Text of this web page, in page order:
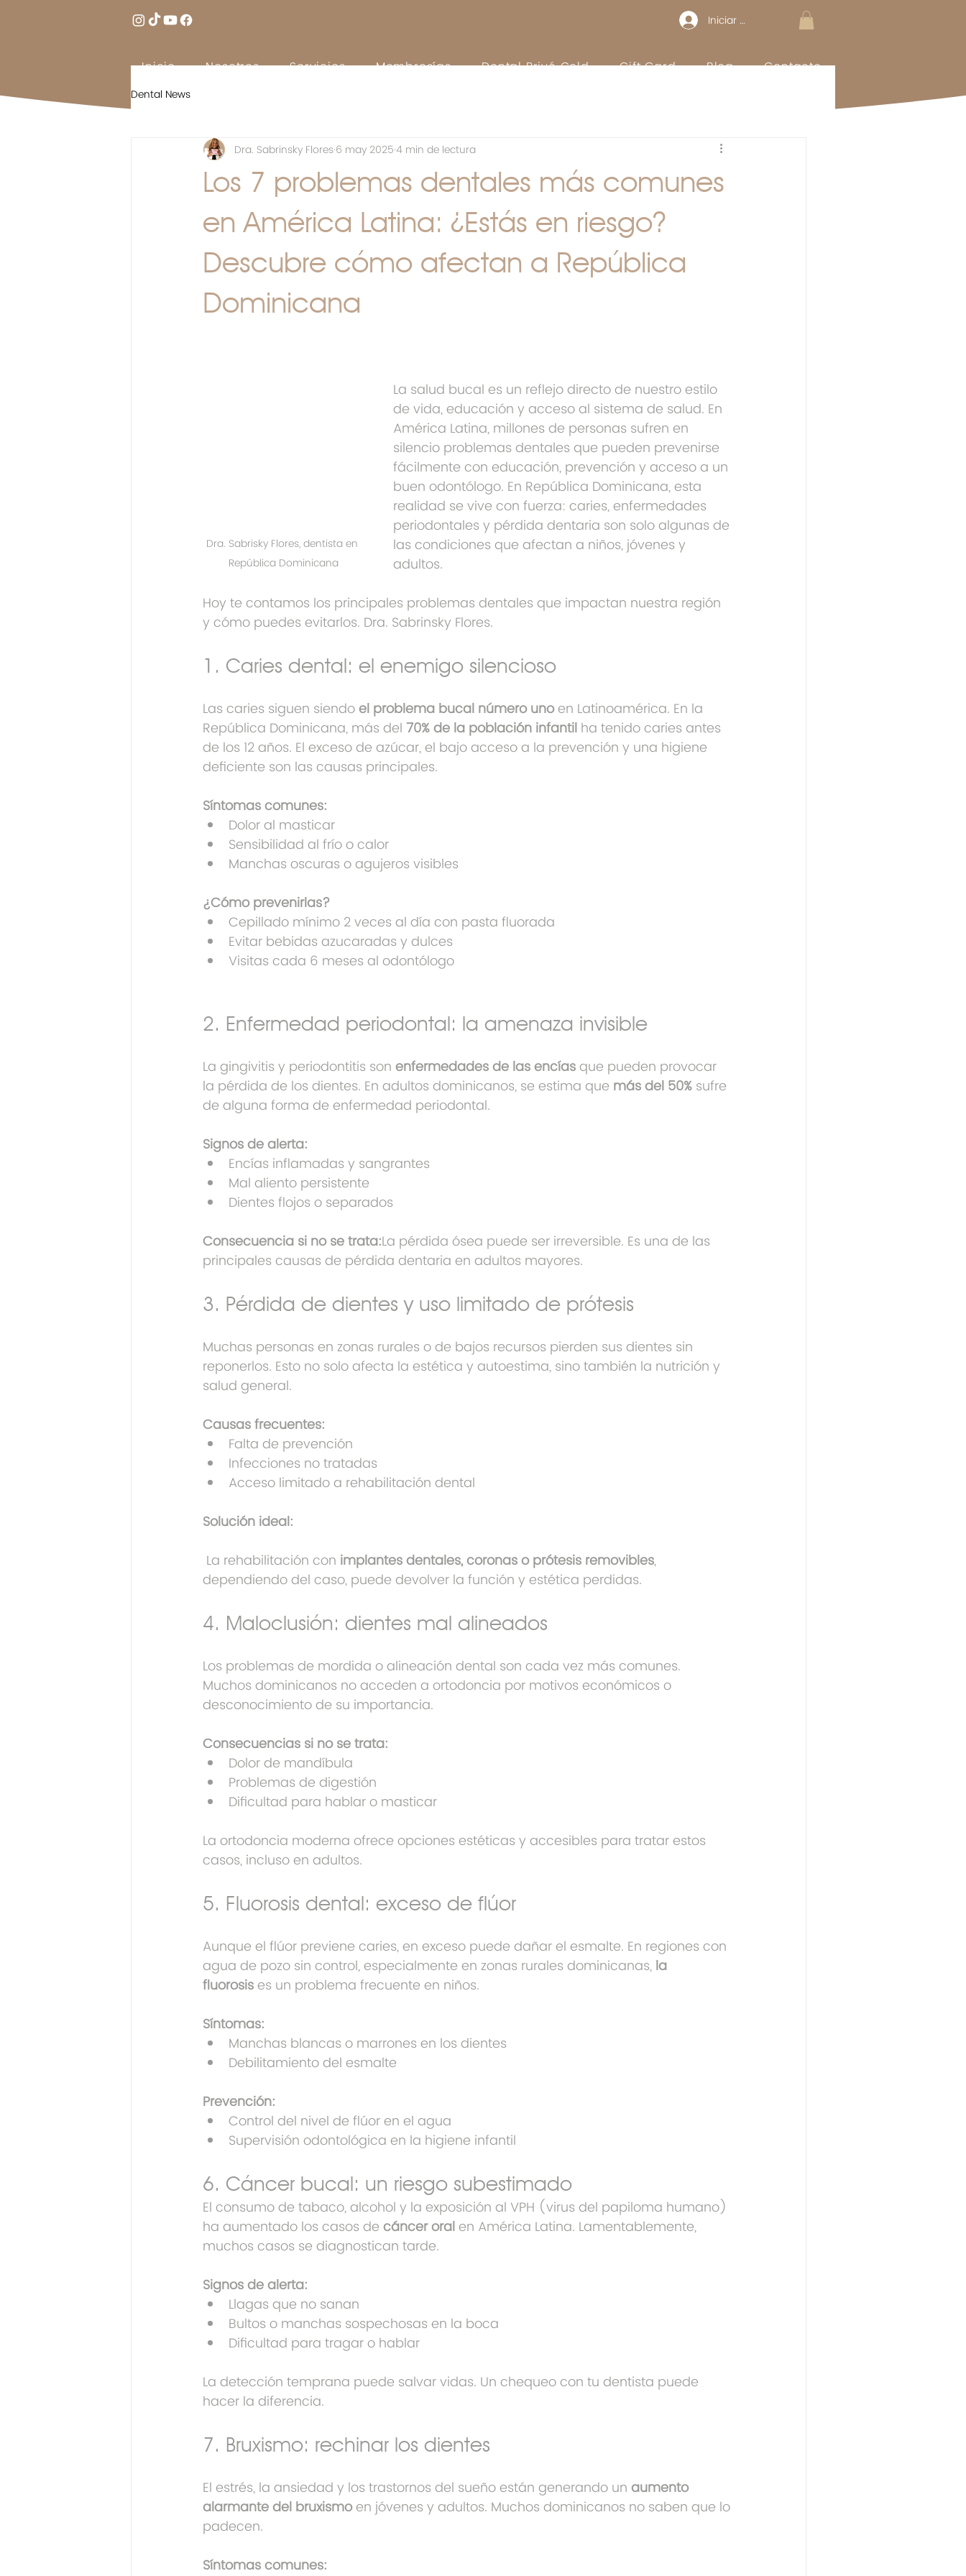
Iniciar sesión
Inicio Nosotros Servicios Membresías Dental Privé Gold Gift Card Blog Contacto
Dental News
Los 7 problemas dentales más comunes
en América Latina: ¿Estás en riesgo?
Descubre cómo afectan a República
Dominicana
Dra. Sabrinsky Flores6 may 20254 min de lectura
Dra. Sabrisky Flores, dentista en
República Dominicana
La salud bucal es un reflejo directo de nuestro estilo
de vida, educación y acceso al sistema de salud. En
América Latina, millones de personas sufren en
silencio problemas dentales que pueden prevenirse
fácilmente con educación, prevención y acceso a un
buen odontólogo. En República Dominicana, esta
realidad se vive con fuerza: caries, enfermedades
periodontales y pérdida dentaria son solo algunas de
las condiciones que afectan a niños, jóvenes y
adultos.
Hoy te contamos los principales problemas dentales que impactan nuestra región
y cómo puedes evitarlos. Dra. Sabrinsky Flores.
1. Caries dental: el enemigo silencioso
Las caries siguen siendo el problema bucal número uno en Latinoamérica. En la
República Dominicana, más del 70% de la población infantil ha tenido caries antes
de los 12 años. El exceso de azúcar, el bajo acceso a la prevención y una higiene
deficiente son las causas principales.
Síntomas comunes:
Dolor al masticar
Sensibilidad al frío o calor
Manchas oscuras o agujeros visibles
¿Cómo prevenirlas?
Cepillado mínimo 2 veces al día con pasta fluorada
Evitar bebidas azucaradas y dulces
Visitas cada 6 meses al odontólogo
2. Enfermedad periodontal: la amenaza invisible
La gingivitis y periodontitis son enfermedades de las encías que pueden provocar
la pérdida de los dientes. En adultos dominicanos, se estima que más del 50% sufre
de alguna forma de enfermedad periodontal.
Signos de alerta:
Encías inflamadas y sangrantes
Mal aliento persistente
Dientes flojos o separados
Consecuencia si no se trata:La pérdida ósea puede ser irreversible. Es una de las
principales causas de pérdida dentaria en adultos mayores.
3. Pérdida de dientes y uso limitado de prótesis
Muchas personas en zonas rurales o de bajos recursos pierden sus dientes sin
reponerlos. Esto no solo afecta la estética y autoestima, sino también la nutrición y
salud general.
Causas frecuentes:
Falta de prevención
Infecciones no tratadas
Acceso limitado a rehabilitación dental
Solución ideal:
La rehabilitación con implantes dentales, coronas o prótesis removibles,
dependiendo del caso, puede devolver la función y estética perdidas.
4. Maloclusión: dientes mal alineados
Los problemas de mordida o alineación dental son cada vez más comunes.
Muchos dominicanos no acceden a ortodoncia por motivos económicos o
desconocimiento de su importancia.
Consecuencias si no se trata:
Dolor de mandíbula
Problemas de digestión
Dificultad para hablar o masticar
La ortodoncia moderna ofrece opciones estéticas y accesibles para tratar estos
casos, incluso en adultos.
5. Fluorosis dental: exceso de flúor
Aunque el flúor previene caries, en exceso puede dañar el esmalte. En regiones con
agua de pozo sin control, especialmente en zonas rurales dominicanas, la
fluorosis es un problema frecuente en niños.
Síntomas:
Manchas blancas o marrones en los dientes
Debilitamiento del esmalte
Prevención:
Control del nivel de flúor en el agua
Supervisión odontológica en la higiene infantil
6. Cáncer bucal: un riesgo subestimado
El consumo de tabaco, alcohol y la exposición al VPH (virus del papiloma humano)
ha aumentado los casos de cáncer oral en América Latina. Lamentablemente,
muchos casos se diagnostican tarde.
Signos de alerta:
Llagas que no sanan
Bultos o manchas sospechosas en la boca
Dificultad para tragar o hablar
La detección temprana puede salvar vidas. Un chequeo con tu dentista puede
hacer la diferencia.
7. Bruxismo: rechinar los dientes
El estrés, la ansiedad y los trastornos del sueño están generando un aumento
alarmante del bruxismo en jóvenes y adultos. Muchos dominicanos no saben que lo
padecen.
Síntomas comunes: